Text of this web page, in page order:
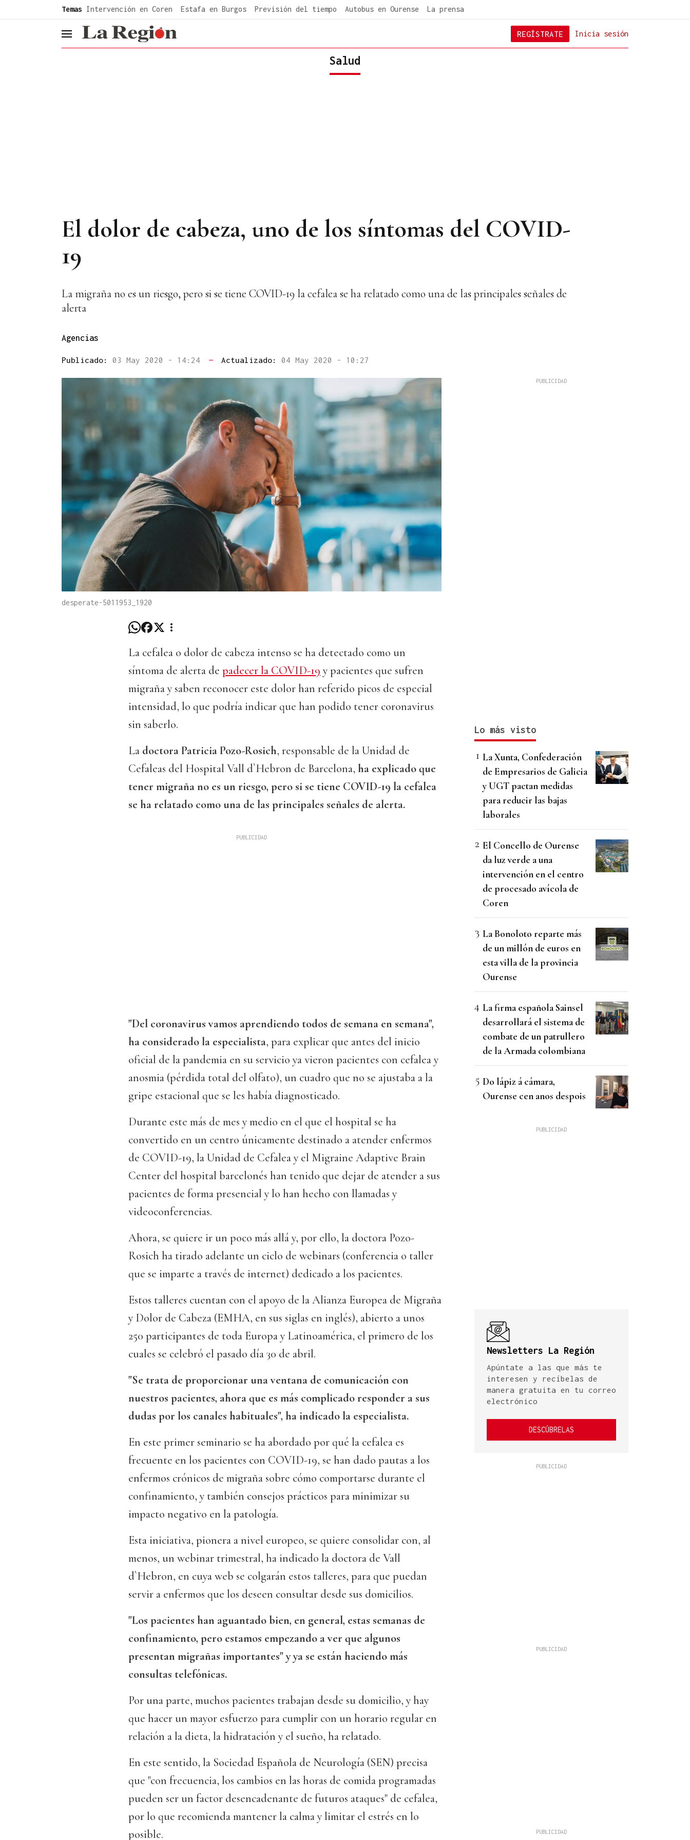
Temas Intervención en Coren Estafa en Burgos Previsión del tiempo Autobus en Ourense La prensa
header.menu.open Inicia sesión
REGÍSTRATE
Salud
El dolor de cabeza, uno de los síntomas del COVID-
19
La migraña no es un riesgo, pero si se tiene COVID-19 la cefalea se ha relatado como una de las principales señales de
alerta
Agencias
Publicado: 03 May 2020 - 14:24 — Actualizado: 04 May 2020 - 10:27
desperate-5011953_1920
La cefalea o dolor de cabeza intenso se ha detectado como un
síntoma de alerta de padecer la COVID-19 y pacientes que sufren
migraña y saben reconocer este dolor han referido picos de especial
intensidad, lo que podría indicar que han podido tener coronavirus
sin saberlo.
La doctora Patricia Pozo-Rosich, responsable de la Unidad de
Cefaleas del Hospital Vall d`Hebron de Barcelona, ha explicado que
tener migraña no es un riesgo, pero si se tiene COVID-19 la cefalea
se ha relatado como una de las principales señales de alerta.
"Del coronavirus vamos aprendiendo todos de semana en semana",
ha considerado la especialista, para explicar que antes del inicio
oficial de la pandemia en su servicio ya vieron pacientes con cefalea y
anosmia (pérdida total del olfato), un cuadro que no se ajustaba a la
gripe estacional que se les había diagnosticado.
Durante este más de mes y medio en el que el hospital se ha
convertido en un centro únicamente destinado a atender enfermos
de COVID-19, la Unidad de Cefalea y el Migraine Adaptive Brain
Center del hospital barcelonés han tenido que dejar de atender a sus
pacientes de forma presencial y lo han hecho con llamadas y
videoconferencias.
Ahora, se quiere ir un poco más allá y, por ello, la doctora Pozo-
Rosich ha tirado adelante un ciclo de webinars (conferencia o taller
que se imparte a través de internet) dedicado a los pacientes.
Estos talleres cuentan con el apoyo de la Alianza Europea de Migraña
y Dolor de Cabeza (EMHA, en sus siglas en inglés), abierto a unos
250 participantes de toda Europa y Latinoamérica, el primero de los
cuales se celebró el pasado día 30 de abril.
"Se trata de proporcionar una ventana de comunicación con
nuestros pacientes, ahora que es más complicado responder a sus
dudas por los canales habituales", ha indicado la especialista.
En este primer seminario se ha abordado por qué la cefalea es
frecuente en los pacientes con COVID-19, se han dado pautas a los
enfermos crónicos de migraña sobre cómo comportarse durante el
confinamiento, y también consejos prácticos para minimizar su
impacto negativo en la patología.
Esta iniciativa, pionera a nivel europeo, se quiere consolidar con, al
menos, un webinar trimestral, ha indicado la doctora de Vall
d`Hebron, en cuya web se colgarán estos talleres, para que puedan
servir a enfermos que los deseen consultar desde sus domicilios.
"Los pacientes han aguantado bien, en general, estas semanas de
confinamiento, pero estamos empezando a ver que algunos
presentan migrañas importantes" y ya se están haciendo más
consultas telefónicas.
Por una parte, muchos pacientes trabajan desde su domicilio, y hay
que hacer un mayor esfuerzo para cumplir con un horario regular en
relación a la dieta, la hidratación y el sueño, ha relatado.
En este sentido, la Sociedad Española de Neurología (SEN) precisa
que "con frecuencia, los cambios en las horas de comida programadas
pueden ser un factor desencadenante de futuros ataques" de cefalea,
por lo que recomienda mantener la calma y limitar el estrés en lo
posible.
Lo más visto
La Xunta, Confederación
de Empresarios de Galicia
y UGT pactan medidas
para reducir las bajas
laborales
El Concello de Ourense
da luz verde a una
intervención en el centro
de procesado avícola de
Coren
La Bonoloto reparte más
de un millón de euros en
esta villa de la provincia
Ourense
La firma española Sainsel
desarrollará el sistema de
combate de un patrullero
de la Armada colombiana
Do lápiz á cámara,
Ourense cen anos despois
Newsletters La Región
Apúntate a las que más te
interesen y recíbelas de
manera gratuita en tu correo
electrónico
DESCÚBRELAS